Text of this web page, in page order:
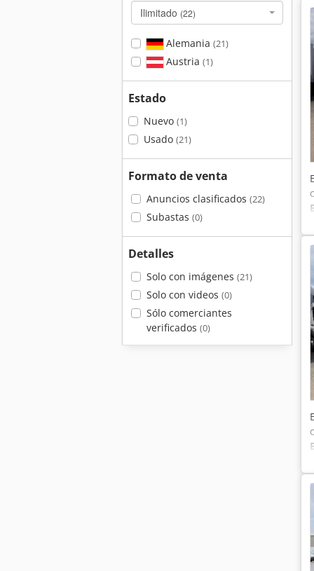
Ilimitado (22)
Alemania (21)
Austria (1)
Estado
Nuevo (1)
Usado (21)
Formato de venta
Anuncios clasificados (22)
Subastas (0)
Detalles
Solo con imágenes (21)
Solo con videos (0)
Sólo comerciantes
verificados (0)